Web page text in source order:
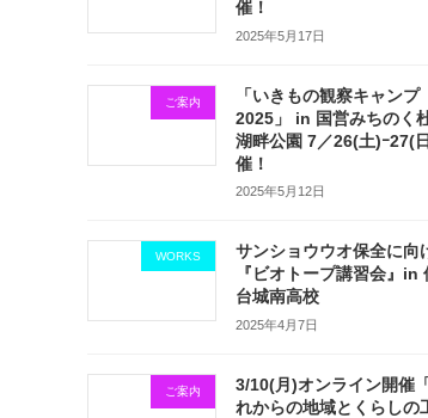
催！
2025年5月17日
ご案内
「いきもの観察キャンプ
2025」 in 国営みちのく
湖畔公園 7／26(土)ｰ27(
催！
2025年5月12日
WORKS
サンショウウオ保全に向
『ビオトープ講習会』in
台城南高校
2025年4月7日
ご案内
3/10(月)オンライン開催
れからの地域とくらしの